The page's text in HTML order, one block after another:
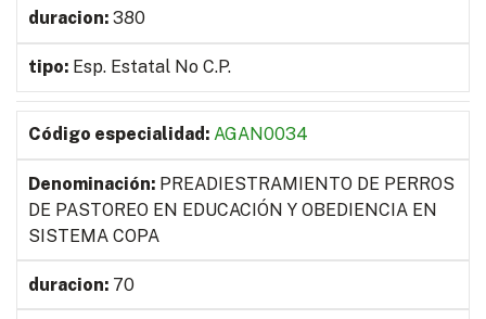
380
Esp. Estatal No C.P.
AGAN0034
PREADIESTRAMIENTO DE PERROS
DE PASTOREO EN EDUCACIÓN Y OBEDIENCIA EN
SISTEMA COPA
70